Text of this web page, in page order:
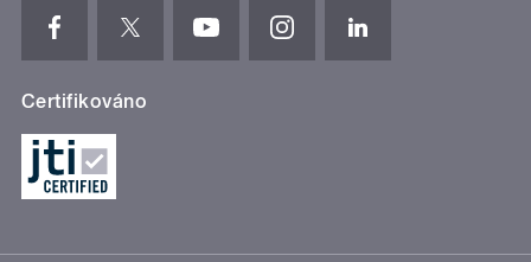
Certifikováno